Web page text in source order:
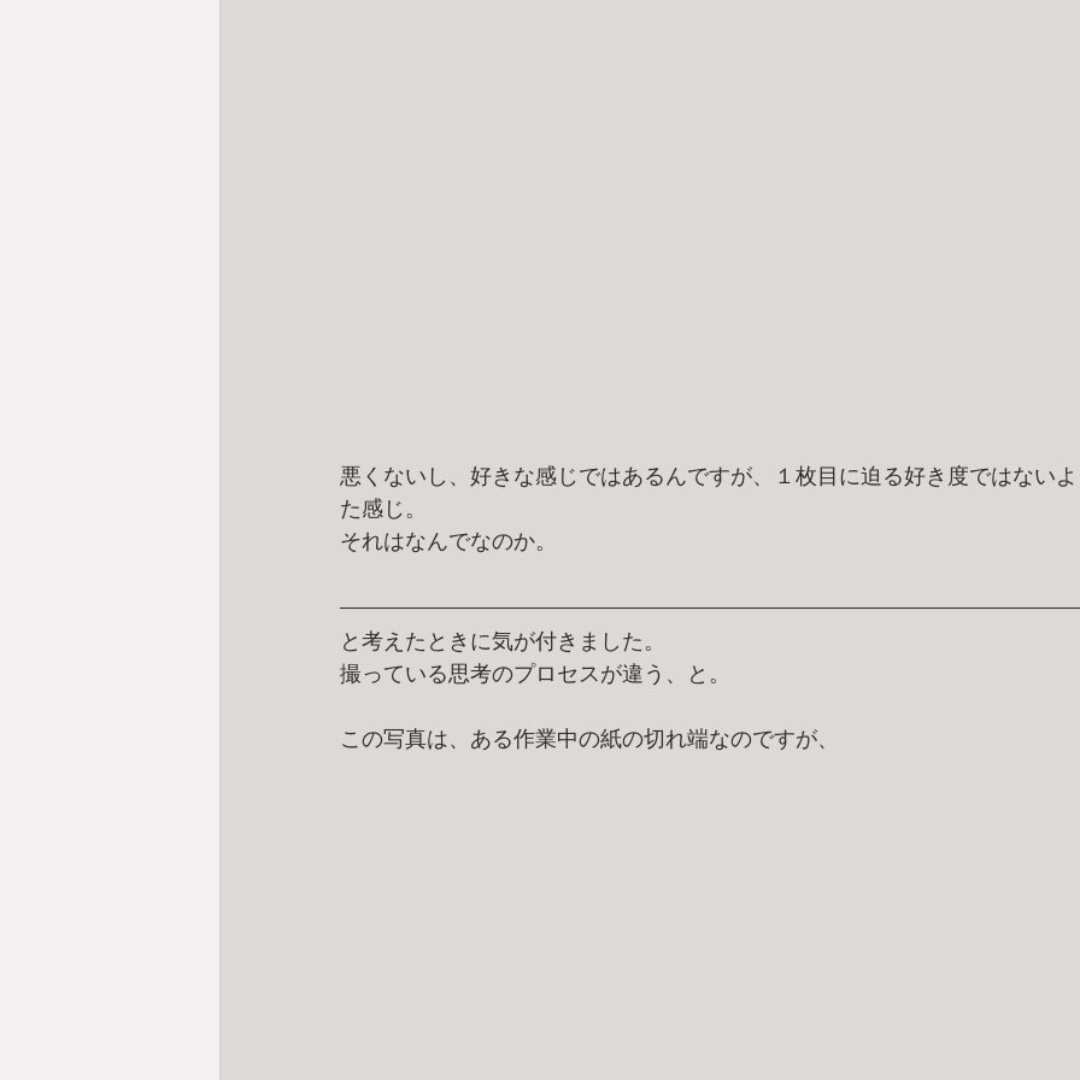
悪くないし、好きな感じではあるんですが、１枚目に迫る好き度ではない
た感じ。
それはなんでなのか。
と考えたときに気が付きました。
撮っている思考のプロセスが違う、と。
この写真は、ある作業中の紙の切れ端なのですが、